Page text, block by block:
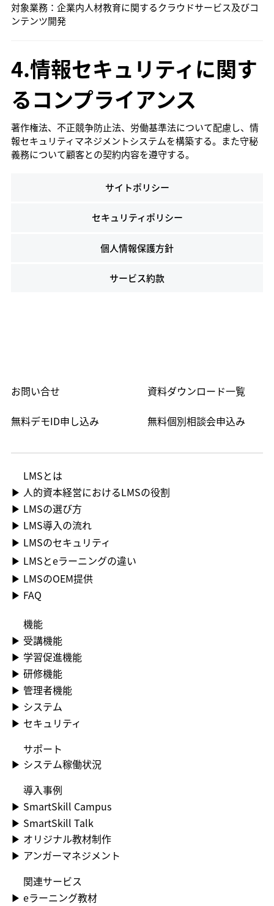
サイトポリシー
セキュリティポリシー
個人情報保護方針
サービス約款
対象業務：企業内人材教育に関するクラウドサービス及びコ
ンテンツ開発
4.情報セキュリティに関す
るコンプライアンス
著作権法、不正競争防止法、労働基準法について配慮し、情
報セキュリティマネジメントシステムを構築する。また守秘
義務について顧客との契約内容を遵守する。
無料個別相談会申込み
無料デモID申し込み
資料ダウンロード一覧
お問い合せ
LMS​とは
▶ 人的資本経営におけるLMSの役割
▶ LMSの選び方
▶ LMS導入の流れ
▶ LMSのセキュリティ
▶ LMSとeラーニングの違い
▶ LMSのOEM提供
▶ FAQ
機能
▶​ 受講機能
▶​ 学習促進機能
▶​ 研修機能
▶​ 管理者機能
▶​ システム
▶​ セキュリティ
​サポート
▶​ システム稼働状況
​導入事例
▶​ SmartSkill Campus
▶​ SmartSkill Talk
▶​ オリジナル教材制作
▶​ アンガーマネジメント
関連サービス
▶ ︎eラーニング教材